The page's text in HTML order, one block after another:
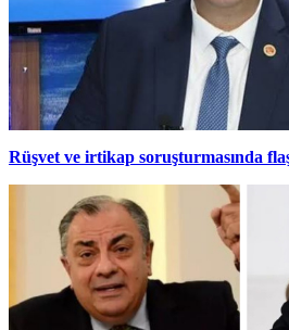
Rüşvet ve irtikap soruşturmasında